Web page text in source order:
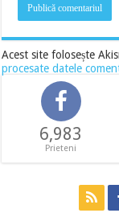
Acest site folosește
procesate datele
6,983
Prieteni